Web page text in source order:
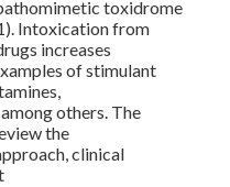
toxidrome
Intoxication from
increases
of stimulant
others. The
the
clinical